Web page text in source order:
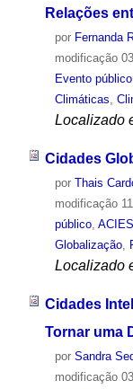
Relações
por Fernanda
modificação
Evento público
Climáticas,
Localizado
Cidades
por Thais
modificação
público,
Globalização,
Localizado
Cidades
Tornar uma
por Sandra
modificação